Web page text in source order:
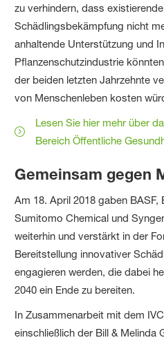
zu verhindern, dass
Schädlingsbekämpfung nicht
anhaltende Unterstützung und
Pflanzenschutzindustrie
der beiden letzten Jahrzehnte
von Menschenleben kosten
Lesen Sie hier mehr über
Bereich Öffentliche
Gemeinsam gegen
Am 18. April 2018 gaben BASF,
Sumitomo Chemical und
weiterhin und verstärkt in der
Bereitstellung innovativer
engagieren werden, die dabei
2040 ein Ende zu bereiten.
In Zusammenarbeit mit dem
einschließlich der Bill & Melinda